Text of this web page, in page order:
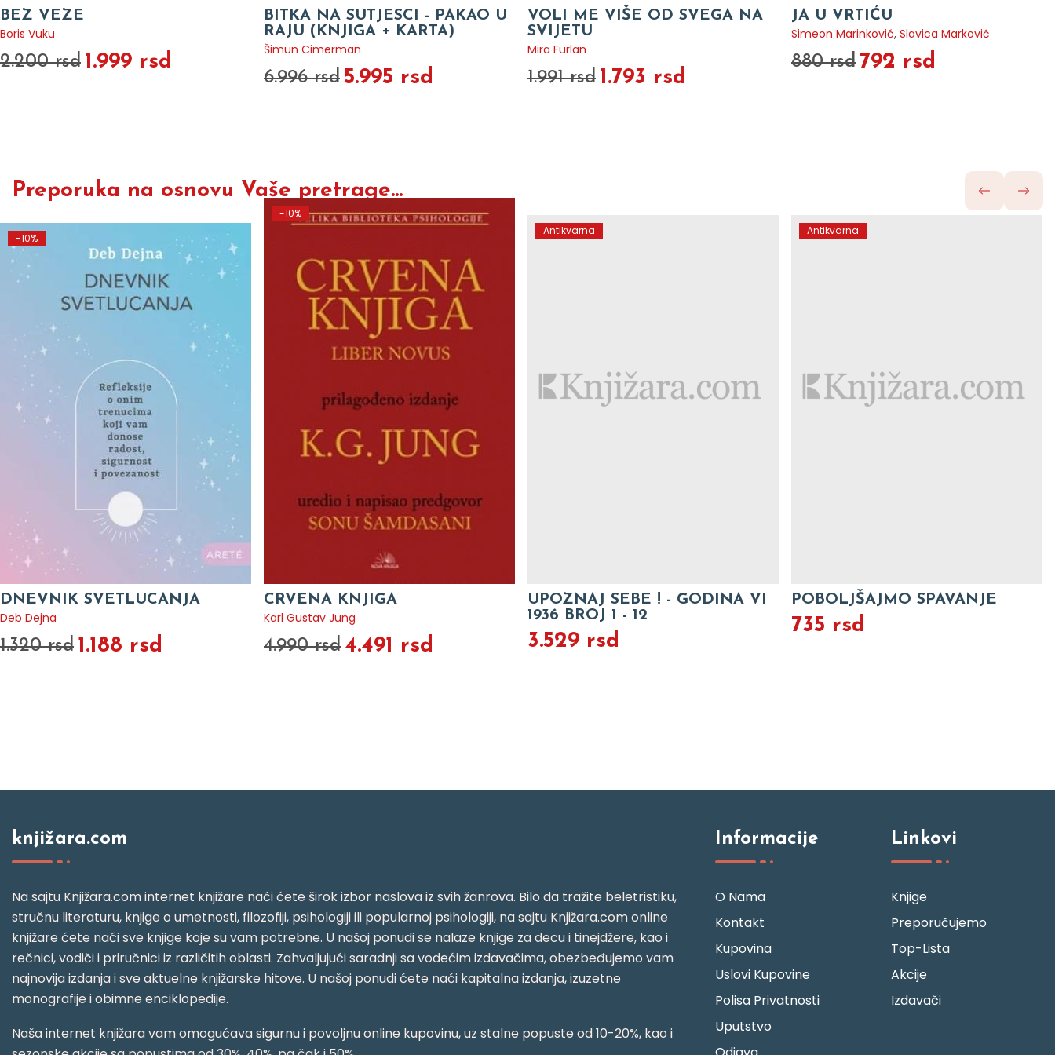
BEZ VEZE
Boris Vuku
2.200 rsd 1.999 rsd
BITKA NA SUTJESCI - PAKAO U
RAJU (KNJIGA + KARTA)
Šimun Cimerman
6.996 rsd 5.995 rsd
VOLI ME VIŠE OD SVEGA NA
SVIJETU
Mira Furlan
1.991 rsd 1.793 rsd
JA U VRTIĆU
Simeon Marinković, Slavica Marković
880 rsd 792 rsd
Preporuka na osnovu Vaše pretrage...
-10%
DNEVNIK SVETLUCANJA
Deb Dejna
1.320 rsd 1.188 rsd
-10%
CRVENA KNJIGA
Karl Gustav Jung
4.990 rsd 4.491 rsd
Antikvarna
UPOZNAJ SEBE ! - GODINA VI
1936 BROJ 1 - 12
3.529 rsd
Antikvarna
POBOLJŠAJMO SPAVANJE
735 rsd
knjižara.com
Na sajtu Knjižara.com internet knjižare naći ćete širok izbor naslova iz svih žanrova. Bilo da tražite beletristiku,
stručnu literaturu, knjige o umetnosti, filozofiji, psihologiji ili popularnoj psihologiji, na sajtu Knjižara.com online
knjižare ćete naći sve knjige koje su vam potrebne. U našoj ponudi se nalaze knjige za decu i tinejdžere, kao i
rečnici, vodiči i priručnici iz različitih oblasti. Zahvaljujući saradnji sa vodećim izdavačima, obezbeđujemo vam
najnovija izdanja i sve aktuelne knjižarske hitove. U našoj ponudi ćete naći kapitalna izdanja, izuzetne
monografije i obimne enciklopedije.
Naša internet knjižara vam omogućava sigurnu i povoljnu online kupovinu, uz stalne popuste od 10-20%, kao i
Informacije
O Nama
Kontakt
Kupovina
Uslovi Kupovine
Polisa Privatnosti
Uputstvo
Linkovi
Knjige
Preporučujemo
Top-Lista
Akcije
Izdavači